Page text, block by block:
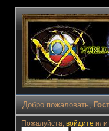
Добро пожаловать,
Пожалуйста, войдите или